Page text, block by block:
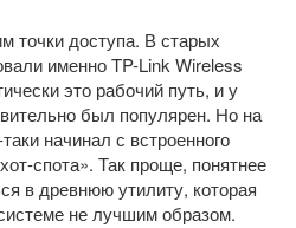
точки доступа. В старых
именно TP-Link Wireless
это рабочий путь, и у
был популярен. Но на
начинал с встроенного
спота». Так проще, понятнее
в древнюю утилиту, которая
не лучшим образом.